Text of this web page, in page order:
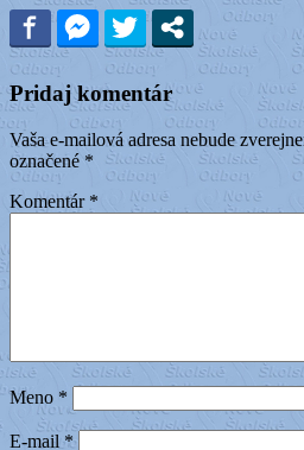
Pridaj komentár
Vaša e-mailová adresa nebude
označené *
Komentár *
Meno *
E-mail *